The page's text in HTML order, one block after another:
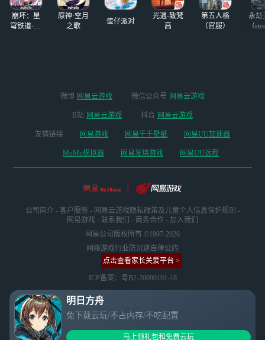
明日方舟
免下载云玩/不占内存/不吃配置
马上领礼包和免费云玩
崩坏：星
穹铁道-4.4
原神·空月
之歌
蛋仔派对
光遇-致梵
高
第五人格
（官服）
永劫
（
微博 网易云游戏 微信公众号 网易云游戏
B站 网易云游戏 抖音 网易云游戏
友情链接 网易游戏 网易千千壁纸 网易UU加速器
MuMu模拟器 网易发烧游戏 网易UU远程
公司简介 - 客户服务 - 网易云游戏隐私政策及儿童个人信息保护规则 -
网易游戏 - 联系我们 - 商务合作 - 加入我们
网易公司版权所有 ©1997-2026
网络游戏行业防沉迷自律公约
点击查看家长关爱平台 >
ICP备案：粤B2-20090191-18